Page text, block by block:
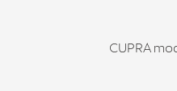
CUPRA